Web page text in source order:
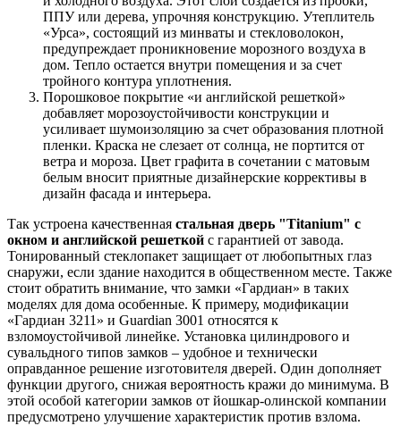
ППУ или дерева, упрочняя конструкцию. Утеплитель
«Урса», состоящий из минваты и стекловолокон,
предупреждает проникновение морозного воздуха в
дом. Тепло остается внутри помещения и за счет
тройного контура уплотнения.
Порошковое покрытие «и английской решеткой»
добавляет морозоустойчивости конструкции и
усиливает шумоизоляцию за счет образования плотной
пленки. Краска не слезает от солнца, не портится от
ветра и мороза. Цвет графита в сочетании с матовым
белым вносит приятные дизайнерские коррективы в
дизайн фасада и интерьера.
Так устроена качественная стальная дверь "Titanium" с
окном и английской решеткой с гарантией от завода.
Тонированный стеклопакет защищает от любопытных глаз
снаружи, если здание находится в общественном месте. Также
стоит обратить внимание, что замки «Гардиан» в таких
моделях для дома особенные. К примеру, модификации
«Гардиан 3211» и Guardian 3001 относятся к
взломоустойчивой линейке. Установка цилиндрового и
сувальдного типов замков – удобное и технически
оправданное решение изготовителя дверей. Один дополняет
функции другого, снижая вероятность кражи до минимума. В
этой особой категории замков от йошкар-олинской компании
предусмотрено улучшение характеристик против взлома.